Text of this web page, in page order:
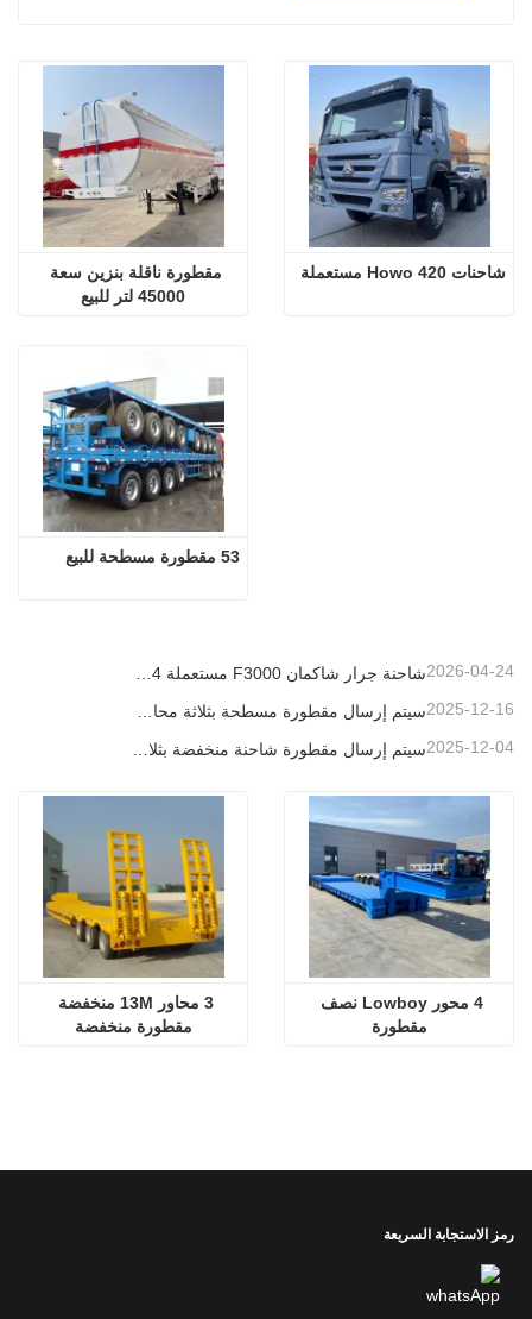
45000 لتر للبيع
شاحنات Howo 420 مستعملة
53 مقطورة مسطحة للبيع
2026-04-24
2025-12-16
سيتم إرسال مقطورة شاحنة منخفضة بثلاثة محاور إلى الكاميرون 2025-12-04
مقطورة منخفضة
مقطورة
رمز الاستجابة السريعة